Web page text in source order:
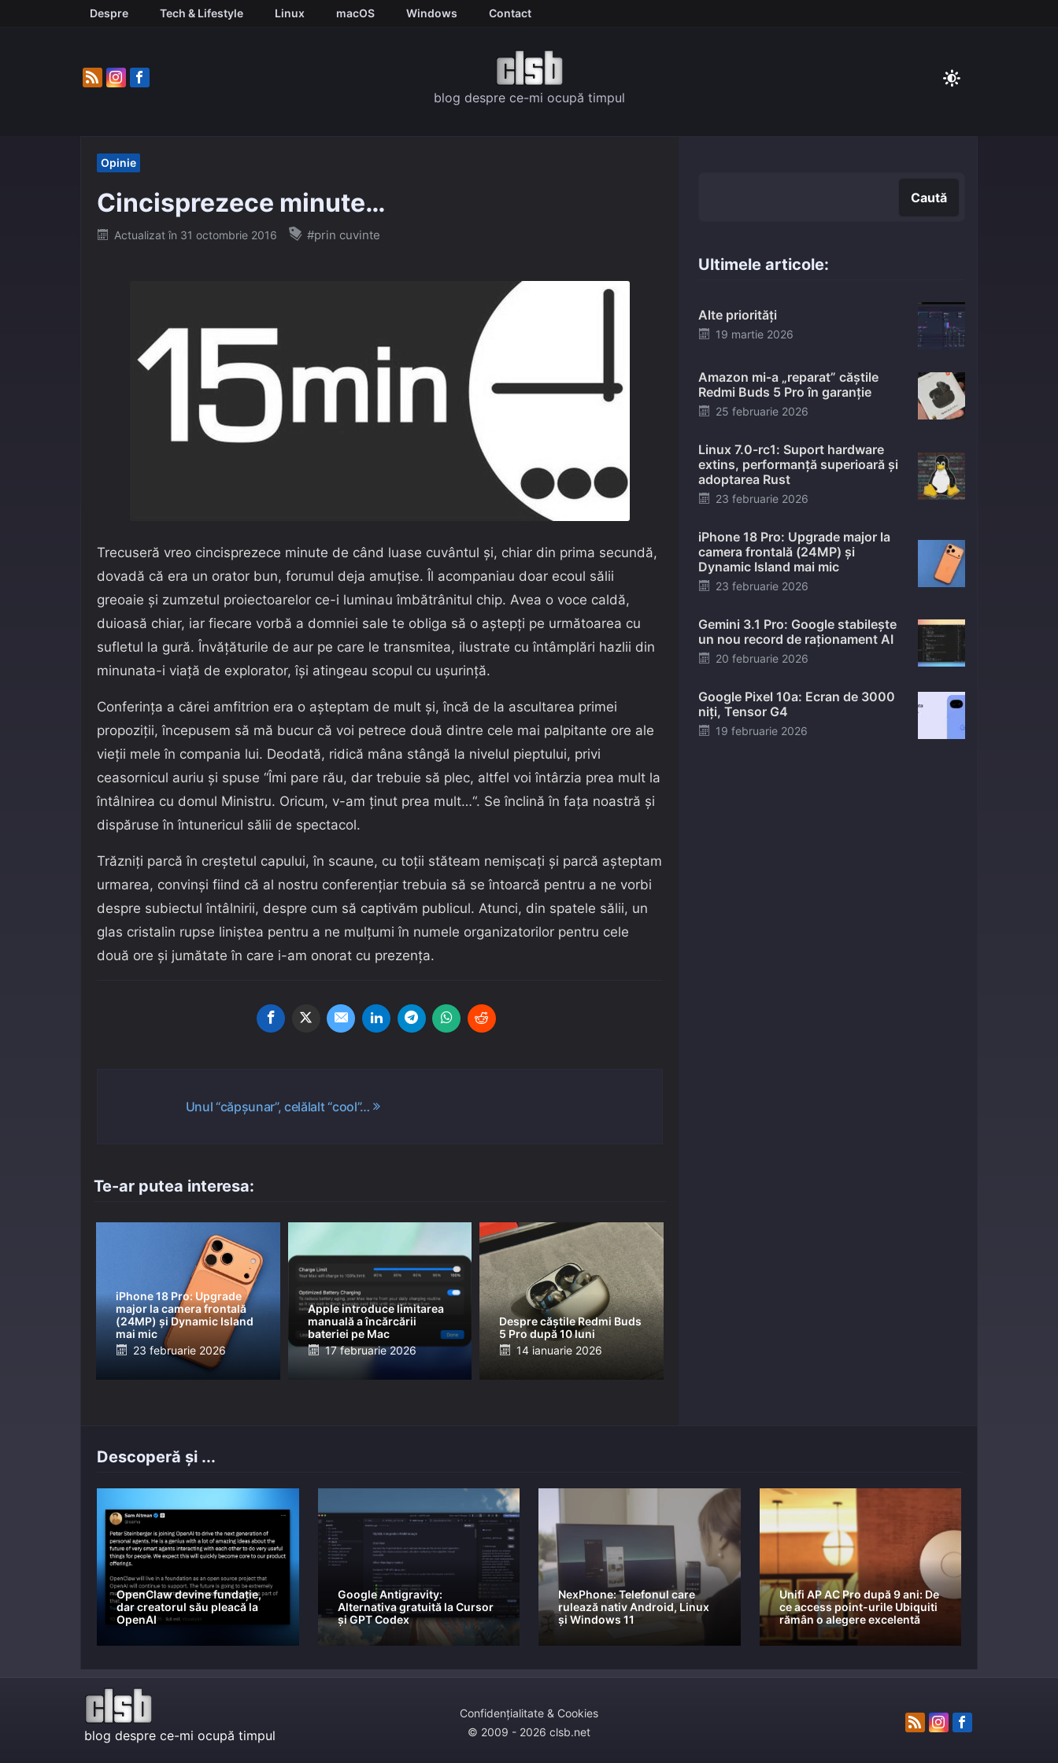
Despre Tech & Lifestyle Linux macOS Windows Contact
blog despre ce-mi ocupă timpul
Opinie
Cincisprezece minute…
Posted
Actualizat în 31 octombrie 2016 #prin cuvinte
Trecuseră vreo cincisprezece minute de când luase cuvântul și, chiar din prima secundă,
dovadă că era un orator bun, forumul deja amuțise. Îl acompaniau doar ecoul sălii
greoaie și zumzetul proiectoarelor ce-i luminau îmbătrânitul chip. Avea o voce caldă,
duioasă chiar, iar fiecare vorbă a domniei sale te obliga să o aștepți pe următoarea cu
sufletul la gură. Învățăturile de aur pe care le transmitea, ilustrate cu întâmplări hazlii din
minunata-i viață de explorator, își atingeau scopul cu ușurință.
Conferința a cărei amfitrion era o așteptam de mult și, încă de la ascultarea primei
propoziții, începusem să mă bucur că voi petrece două dintre cele mai palpitante ore ale
vieții mele în compania lui. Deodată, ridică mâna stângă la nivelul pieptului, privi
ceasornicul auriu și spuse “Îmi pare rău, dar trebuie să plec, altfel voi întârzia prea mult la
întâlnirea cu domul Ministru. Oricum, v-am ținut prea mult…“. Se înclină în fața noastră și
dispăruse în întunericul sălii de spectacol.
Trăzniți parcă în creștetul capului, în scaune, cu toții stăteam nemișcați și parcă așteptam
urmarea, convinși fiind că al nostru conferențiar trebuia să se întoarcă pentru a ne vorbi
despre subiectul întâlnirii, despre cum să captivăm publicul. Atunci, din spatele sălii, un
glas cristalin rupse liniștea pentru a ne mulțumi în numele organizatorilor pentru cele
două ore și jumătate în care i-am onorat cu prezența.
NavigareUnul “căpșunar”, celălalt “cool”…
Te-ar putea interesa:
iPhone 18 Pro: Upgrade
major la camera frontală
(24MP) și Dynamic Island
mai mic
Posted
23 februarie 2026
Apple introduce limitarea
manuală a încărcării
bateriei pe Mac
Posted
17 februarie 2026
Despre căștile Redmi Buds
5 Pro după 10 luni
Posted
14 ianuarie 2026
Caută
Ultimele articole:
Alte priorități
Posted
19 martie 2026
Amazon mi-a „reparat” căștile
Redmi Buds 5 Pro în garanție
Posted
25 februarie 2026
Linux 7.0-rc1: Suport hardware
extins, performanță superioară și
adoptarea Rust
Posted
23 februarie 2026
iPhone 18 Pro: Upgrade major la
camera frontală (24MP) și
Dynamic Island mai mic
Posted
23 februarie 2026
Gemini 3.1 Pro: Google stabilește
un nou record de raționament AI
Posted
20 februarie 2026
Google Pixel 10a: Ecran de 3000
niți, Tensor G4
Posted
19 februarie 2026
Descoperă și ...
OpenClaw devine fundație,
dar creatorul său pleacă la
OpenAI
Google Antigravity:
Alternativa gratuită la Cursor
și GPT Codex
NexPhone: Telefonul care
rulează nativ Android, Linux
și Windows 11
Unifi AP AC Pro după 9 ani: De
ce access point-urile Ubiquiti
rămân o alegere excelentă
blog despre ce-mi ocupă timpul
Confidențialitate & Cookies
© 2009 - 2026 clsb.net